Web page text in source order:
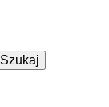
Szukaj